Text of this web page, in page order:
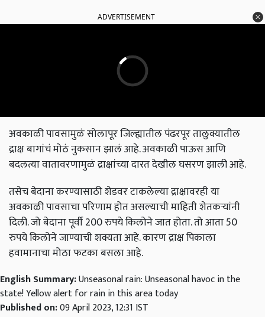
ADVERTISEMENT
अवकाळी पावसामुळं सोलापूर जिल्ह्यातील पंढरपूर तालुक्यातील
द्राक्ष बागांचं मोठं नुकसान झालं आहे. अवकाळी पाऊस आणि
बदलत्या वातावरणामुळं द्राक्षांच्या दारत देखील घसरण झाली आहे.
तसेच बेदाना करण्यासाठी शेडवर टाकलेल्या द्राक्षावरही या
अवकाळी पावसाचा परिणाम होत असल्याची माहिती शेतकऱ्यांनी
दिली. जो बेदाना पूर्वी 200 रुपये किलोने जात होता. तो आता 50
रुपये किलोने जाण्याची शक्यता आहे. कारण द्राक्ष पिकाला
हवामानाचा मोठा फटका बसला आहे.
English Summary:Unseasonal rain: Unseasonal havoc in the
state! Yellow alert for rain in this area today
Published on:09 April 2023, 12:31 IST